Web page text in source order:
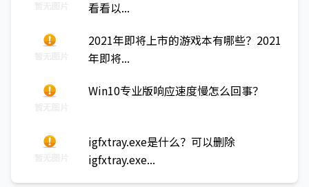
看看以...
2021年即将上市的游戏本有哪些？2021
年即将...
Win10专业版响应速度慢怎么回事？
igfxtray.exe是什么？可以删除
igfxtray.exe...